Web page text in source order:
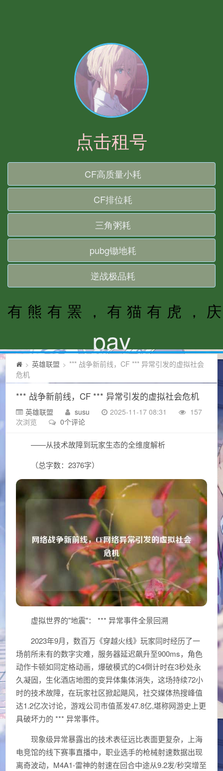
> 英雄联盟 > *** 战争新前线，CF *** 异常引发的虚拟社会
危机
*** 战争新前线，CF *** 异常引发的虚拟社会危机
英雄联盟 susu 2025-11-17 08:31
157
次浏览
0个评论
——从技术故障到玩家生态的全维度解析
（总字数：2376字）
虚拟世界的"地震"： *** 异常事件全景回溯
2023年9月，数百万《穿越火线》玩家同时经历了一
场前所未有的数字灾难，服务器延迟飙升至900ms，角色
动作卡顿如同定格动画，爆破模式的C4倒计时在3秒处永
久凝固，生化酒店地图的变异体集体消失，这场持续72小
时的技术故障，在玩家社区掀起飓风，社交媒体热搜峰值
达1.2亿次讨论，游戏公司市值蒸发47.8亿,堪称网游史上更
具破坏力的 *** 异常事件。
现象级异常暴露出的技术表征远比表面更复杂，上海
电竞馆的线下赛事直播中，职业选手的枪械射速数据出现
离奇波动，M4A1-雷神的射速在回合中途从9.2发/秒突增至